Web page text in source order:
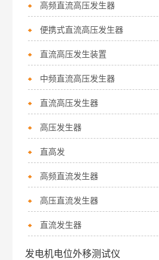
高频直流高压发生器
便携式直流高压发生器
直流高压发生装置
中频直流高压发生器
直流高压发生器
高压发生器
直高发
高频直流发生器
高压直流发生器
直流发生器
发电机电位外移测试仪